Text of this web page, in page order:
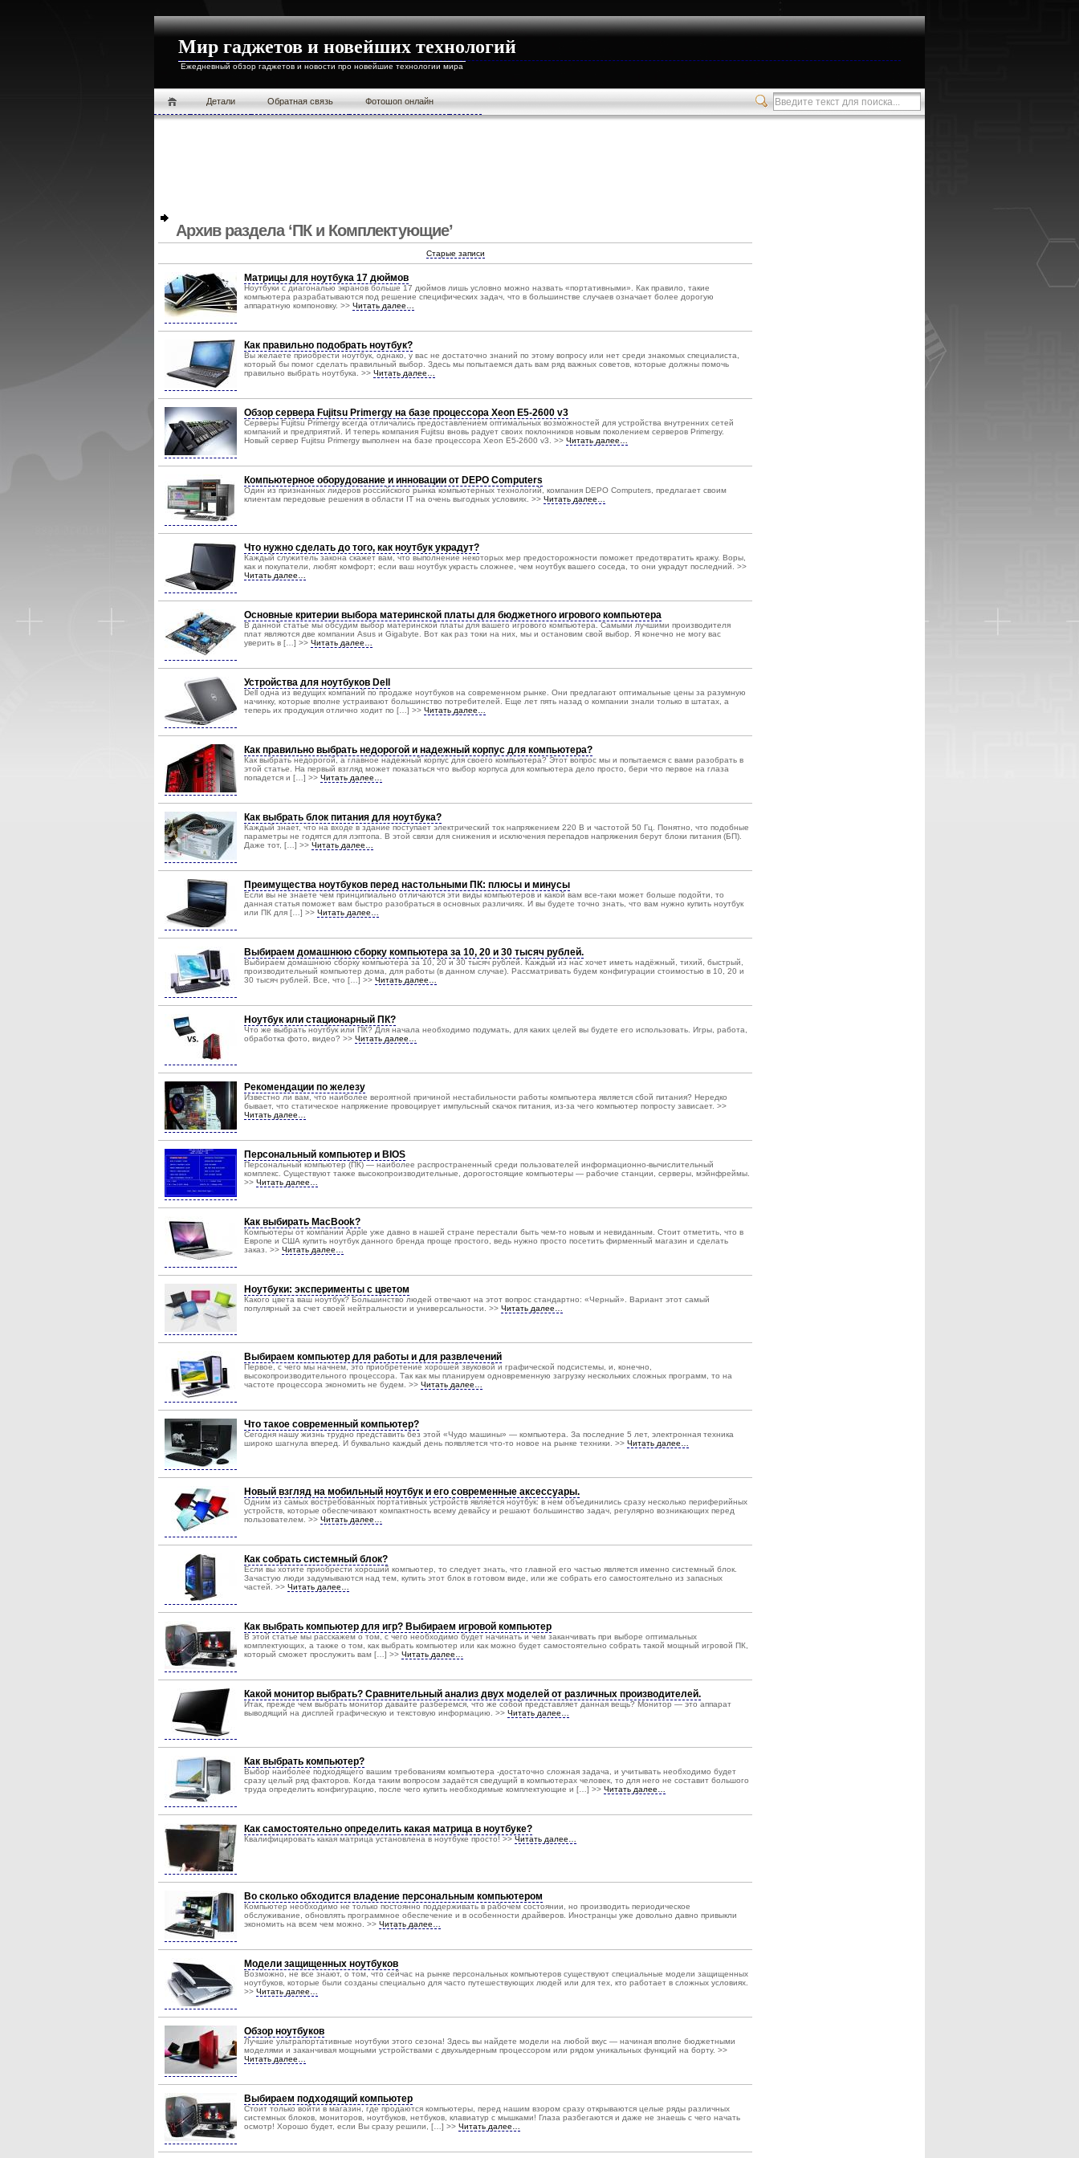
Мир гаджетов и новейших технологий
Ежедневный обзор гаджетов и новости про новейшие технологии мира
Детали Обратная связь Фотошоп онлайн
Архив раздела ‘ПК и Комплектующие’
Старые записи
Матрицы для ноутбука 17 дюймов
Ноутбуки с диагональю экранов больше 17 дюймов лишь условно можно назвать «портативными». Как правило, такие
компьютера разрабатываются под решение специфических задач, что в большинстве случаев означает более дорогую
аппаратную компоновку. >> Читать далее…
Как правильно подобрать ноутбук?
Вы желаете приобрести ноутбук, однако, у вас не достаточно знаний по этому вопросу или нет среди знакомых специалиста,
который бы помог сделать правильный выбор. Здесь мы попытаемся дать вам ряд важных советов, которые должны помочь
правильно выбрать ноутбука. >> Читать далее…
Обзор сервера Fujitsu Primergy на базе процессора Xeon E5-2600 v3
Серверы Fujitsu Primergy всегда отличались предоставлением оптимальных возможностей для устройства внутренних сетей
компаний и предприятий. И теперь компания Fujitsu вновь радует своих поклонников новым поколением серверов Primergy.
Новый сервер Fujitsu Primergy выполнен на базе процессора Xeon E5-2600 v3. >> Читать далее…
Компьютерное оборудование и инновации от DEPO Computers
Один из признанных лидеров российского рынка компьютерных технологий, компания DEPO Computers, предлагает своим
клиентам передовые решения в области IT на очень выгодных условиях. >> Читать далее…
Что нужно сделать до того, как ноутбук украдут?
Каждый служитель закона скажет вам, что выполнение некоторых мер предосторожности поможет предотвратить кражу. Воры,
как и покупатели, любят комфорт; если ваш ноутбук украсть сложнее, чем ноутбук вашего соседа, то они украдут последний. >>
Читать далее…
Основные критерии выбора материнской платы для бюджетного игрового компьютера
В данной статье мы обсудим выбор материнской платы для вашего игрового компьютера. Самыми лучшими производителя
плат являются две компании Asus и Gigabyte. Вот как раз токи на них, мы и остановим свой выбор. Я конечно не могу вас
уверить в […] >> Читать далее…
Устройства для ноутбуков Dell
Dell одна из ведущих компаний по продаже ноутбуков на современном рынке. Они предлагают оптимальные цены за разумную
начинку, которые вполне устраивают большинство потребителей. Еще лет пять назад о компании знали только в штатах, а
теперь их продукция отлично ходит по […] >> Читать далее…
Как правильно выбрать недорогой и надежный корпус для компьютера?
Как выбрать недорогой, а главное надежный корпус для своего компьютера? Этот вопрос мы и попытаемся с вами разобрать в
этой статье. На первый взгляд может показаться что выбор корпуса для компьютера дело просто, бери что первое на глаза
попадется и […] >> Читать далее…
Как выбрать блок питания для ноутбука?
Каждый знает, что на входе в здание поступает электрический ток напряжением 220 В и частотой 50 Гц. Понятно, что подобные
параметры не годятся для лэптопа. В этой связи для снижения и исключения перепадов напряжения берут блоки питания (БП).
Даже тот, […] >> Читать далее…
Преимущества ноутбуков перед настольными ПК: плюсы и минусы
Если вы не знаете чем принципиально отличаются эти виды компьютеров и какой вам все-таки может больше подойти, то
данная статья поможет вам быстро разобраться в основных различиях. И вы будете точно знать, что вам нужно купить ноутбук
или ПК для […] >> Читать далее…
Выбираем домашнюю сборку компьютера за 10, 20 и 30 тысяч рублей.
Выбираем домашнюю сборку компьютера за 10, 20 и 30 тысяч рублей. Каждый из нас хочет иметь надёжный, тихий, быстрый,
производительный компьютер дома, для работы (в данном случае). Рассматривать будем конфигурации стоимостью в 10, 20 и
30 тысяч рублей. Все, что […] >> Читать далее…
Ноутбук или стационарный ПК?
Что же выбрать ноутбук или ПК? Для начала необходимо подумать, для каких целей вы будете его использовать. Игры, работа,
обработка фото, видео? >> Читать далее…
Рекомендации по железу
Известно ли вам, что наиболее вероятной причиной нестабильности работы компьютера является сбой питания? Нередко
бывает, что статическое напряжение провоцирует импульсный скачок питания, из-за чего компьютер попросту зависает. >>
Читать далее…
Персональный компьютер и BIOS
Персональный компьютер (ПК) — наиболее распространенный среди пользователей информационно-вычислительный
комплекс. Существуют также высокопроизводительные, дорогостоящие компьютеры — рабочие станции, серверы, мэйнфреймы.
>> Читать далее…
Как выбирать MacBook?
Компьютеры от компании Apple уже давно в нашей стране перестали быть чем-то новым и невиданным. Стоит отметить, что в
Европе и США купить ноутбук данного бренда проще простого, ведь нужно просто посетить фирменный магазин и сделать
заказ. >> Читать далее…
Ноутбуки: эксперименты с цветом
Какого цвета ваш ноутбук? Большинство людей отвечают на этот вопрос стандартно: «Черный». Вариант этот самый
популярный за счет своей нейтральности и универсальности. >> Читать далее…
Выбираем компьютер для работы и для развлечений
Первое, с чего мы начнем, это приобретение хорошей звуковой и графической подсистемы, и, конечно,
высокопроизводительного процессора. Так как мы планируем одновременную загрузку нескольких сложных программ, то на
частоте процессора экономить не будем. >> Читать далее…
Что такое современный компьютер?
Сегодня нашу жизнь трудно представить без этой «Чудо машины» — компьютера. За последние 5 лет, электронная техника
широко шагнула вперед. И буквально каждый день появляется что-то новое на рынке техники. >> Читать далее…
Новый взгляд на мобильный ноутбук и его современные аксессуары.
Одним из самых востребованных портативных устройств является ноутбук: в нем объединились сразу несколько периферийных
устройств, которые обеспечивают компактность всему девайсу и решают большинство задач, регулярно возникающих перед
пользователем. >> Читать далее…
Как собрать системный блок?
Если вы хотите приобрести хороший компьютер, то следует знать, что главной его частью является именно системный блок.
Зачастую люди задумываются над тем, купить этот блок в готовом виде, или же собрать его самостоятельно из запасных
частей. >> Читать далее…
Как выбрать компьютер для игр? Выбираем игровой компьютер
В этой статье мы расскажем о том, с чего необходимо будет начинать и чем заканчивать при выборе оптимальных
комплектующих, а также о том, как выбрать компьютер или как можно будет самостоятельно собрать такой мощный игровой ПК,
который сможет прослужить вам […] >> Читать далее…
Какой монитор выбрать? Сравнительный анализ двух моделей от различных производителей.
Итак, прежде чем выбрать монитор давайте разберемся, что же собой представляет данная вещь? Монитор — это аппарат
выводящий на дисплей графическую и текстовую информацию. >> Читать далее…
Как выбрать компьютер?
Выбор наиболее подходящего вашим требованиям компьютера -достаточно сложная задача, и учитывать необходимо будет
сразу целый ряд факторов. Когда таким вопросом задаётся сведущий в компьютерах человек, то для него не составит большого
труда определить конфигурацию, после чего купить необходимые комплектующие и […] >> Читать далее…
Как самостоятельно определить какая матрица в ноутбуке?
Квалифицировать какая матрица установлена в ноутбуке просто! >> Читать далее…
Во сколько обходится владение персональным компьютером
Компьютер необходимо не только постоянно поддерживать в рабочем состоянии, но производить периодическое
обслуживание, обновлять программное обеспечение и в особенности драйверов. Иностранцы уже довольно давно привыкли
экономить на всем чем можно. >> Читать далее…
Модели защищенных ноутбуков
Возможно, не все знают, о том, что сейчас на рынке персональных компьютеров существуют специальные модели защищенных
ноутбуков, которые были созданы специально для часто путешествующих людей или для тех, кто работает в сложных условиях.
>> Читать далее…
Обзор ноутбуков
Лучшие ультрапортативные ноутбуки этого сезона! Здесь вы найдете модели на любой вкус — начиная вполне бюджетными
моделями и заканчивая мощными устройствами с двухьядерным процессором или рядом уникальных функций на борту. >>
Читать далее…
Выбираем подходящий компьютер
Стоит только войти в магазин, где продаются компьютеры, перед нашим взором сразу открываются целые ряды различных
системных блоков, мониторов, ноутбуков, нетбуков, клавиатур с мышками! Глаза разбегаются и даже не знаешь с чего начать
осмотр! Хорошо будет, если Вы сразу решили, […] >> Читать далее…